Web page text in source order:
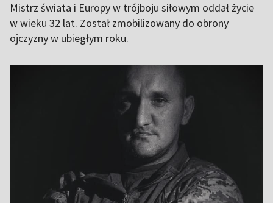
Mistrz świata i Europy w trójboju siłowym oddał życie
w wieku 32 lat. Został zmobilizowany do obrony
ojczyzny w ubiegłym roku.